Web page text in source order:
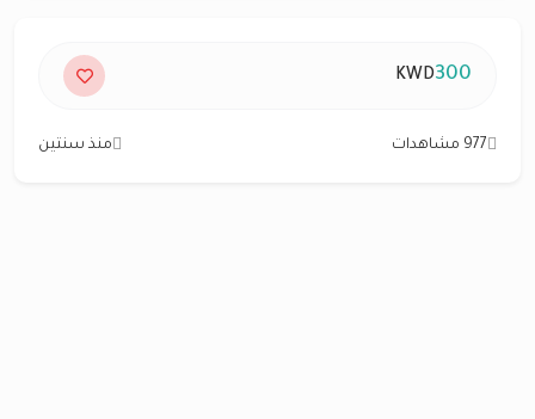
300
KWD
977 مشاهدات منذ سنتين